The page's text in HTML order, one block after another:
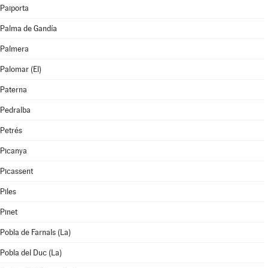
Paiporta
Palma de Gandía
Palmera
Palomar (El)
Paterna
Pedralba
Petrés
Picanya
Picassent
Piles
Pinet
Pobla de Farnals (La)
Pobla del Duc (La)